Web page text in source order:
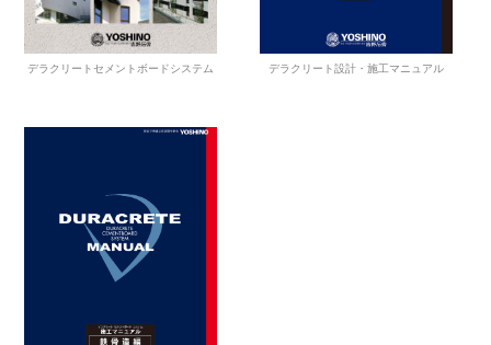
デラクリートセメントボードシステム デラクリート設計・施工マニュアル